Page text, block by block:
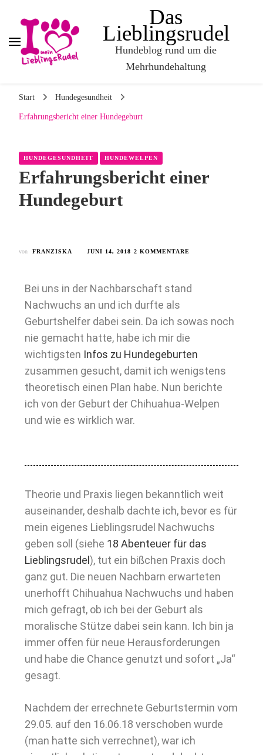
Das
Lieblingsrudel
Hundeblog rund um die
Mehrhundehaltung
Start Hundegesundheit
Erfahrungsbericht einer Hundegeburt
HUNDEGESUNDHEIT HUNDEWELPEN
Erfahrungsbericht einer
Hundegeburt
von FRANZISKA JUNI 14, 2018 2 KOMMENTARE
Bei uns in der Nachbarschaft stand
Nachwuchs an und ich durfte als
Geburtshelfer dabei sein. Da ich sowas noch
nie gemacht hatte, habe ich mir die
wichtigsten Infos zu Hundegeburten
zusammen gesucht, damit ich wenigstens
theoretisch einen Plan habe. Nun berichte
ich von der Geburt der Chihuahua-Welpen
und wie es wirklich war.
Theorie und Praxis liegen bekanntlich weit
auseinander, deshalb dachte ich, bevor es für
mein eigenes Lieblingsrudel Nachwuchs
geben soll (siehe 18 Abenteuer für das
Lieblingsrudel ), tut ein bißchen Praxis doch
ganz gut. Die neuen Nachbarn erwarteten
unerhofft Chihuahua Nachwuchs und haben
mich gefragt, ob ich bei der Geburt als
moralische Stütze dabei sein kann. Ich bin ja
immer offen für neue Herausforderungen
und habe die Chance genutzt und sofort „Ja“
gesagt.
Nachdem der errechnete Geburtstermin vom
29.05. auf den 16.06.18 verschoben wurde
(man hatte sich verrechnet), war ich